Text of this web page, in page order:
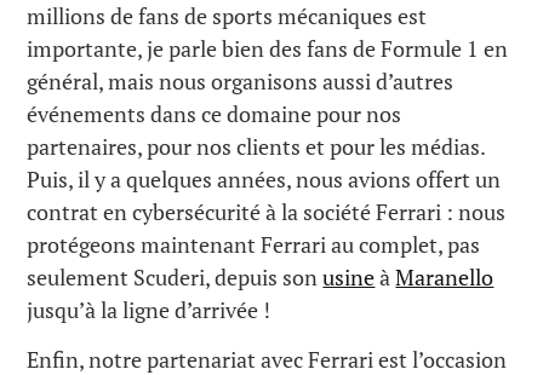
millions de fans de sports mécaniques est
importante, je parle bien des fans de Formule 1 en
général, mais nous organisons aussi d’autres
événements dans ce domaine pour nos
partenaires, pour nos clients et pour les médias.
Puis, il y a quelques années, nous avions offert un
contrat en cybersécurité à la société Ferrari : nous
protégeons maintenant Ferrari au complet, pas
seulement Scuderi, depuis sonusineàMaranello
jusqu’à la ligne d’arrivée !
Enfin, notre partenariat avec Ferrari est l’occasion